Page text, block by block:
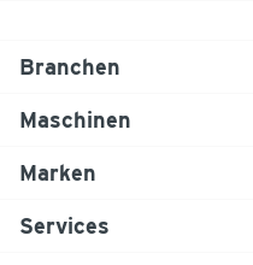
Branchen
Maschinen
Marken
Services